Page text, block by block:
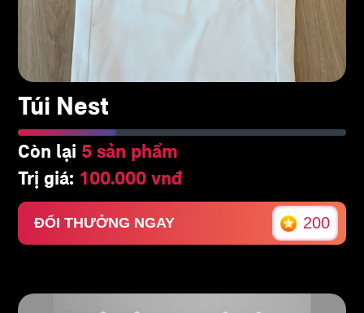
Túi Nest
Còn lại 5 sản phẩm
Trị giá: 100.000 vnđ
ĐỔI THƯỞNG NGAY 200